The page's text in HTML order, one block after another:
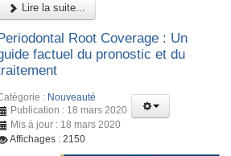
Lire la suite...
Root Coverage : Un
factuel du pronostic et du
: Nouveauté
Publication : 18 mars 2020
Mis à jour : 18 mars 2020
Affichages : 2150